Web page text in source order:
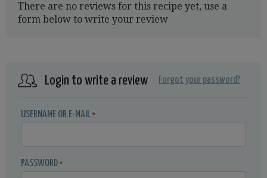
There are no reviews for this recipe yet, use a
form below to write your review
Login to write a review Forgot your password?
USERNAME OR E-MAIL *
PASSWORD *